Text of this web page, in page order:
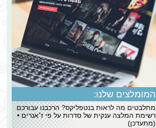
המומלצים שלנו:
מתלבטים מה לראות בנטפליקס? הרכבנו עבורכם
רשימת המלצה ענקית של סדרות על פי ז׳אנרים •
(מתעדכן)